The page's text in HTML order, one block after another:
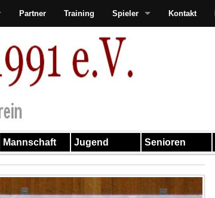
Partner Training Spieler Kontakt
Mannschaft Jugend Senioren